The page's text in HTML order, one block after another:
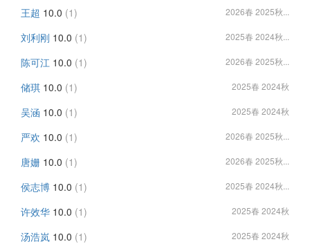
王超 10.0 (1) 2026春 2025秋...
刘利刚 10.0 (1) 2025春 2024秋...
陈可江 10.0 (1) 2026春 2025秋...
储琪 10.0 (1) 2025春 2024秋
吴涵 10.0 (1) 2025春 2024秋
严欢 10.0 (1) 2026春 2025秋...
唐姗 10.0 (1) 2026春 2025秋...
侯志博 10.0 (1) 2025春 2024秋...
许效华 10.0 (1) 2025春 2024秋
汤浩岚 10.0 (1) 2025春 2024秋